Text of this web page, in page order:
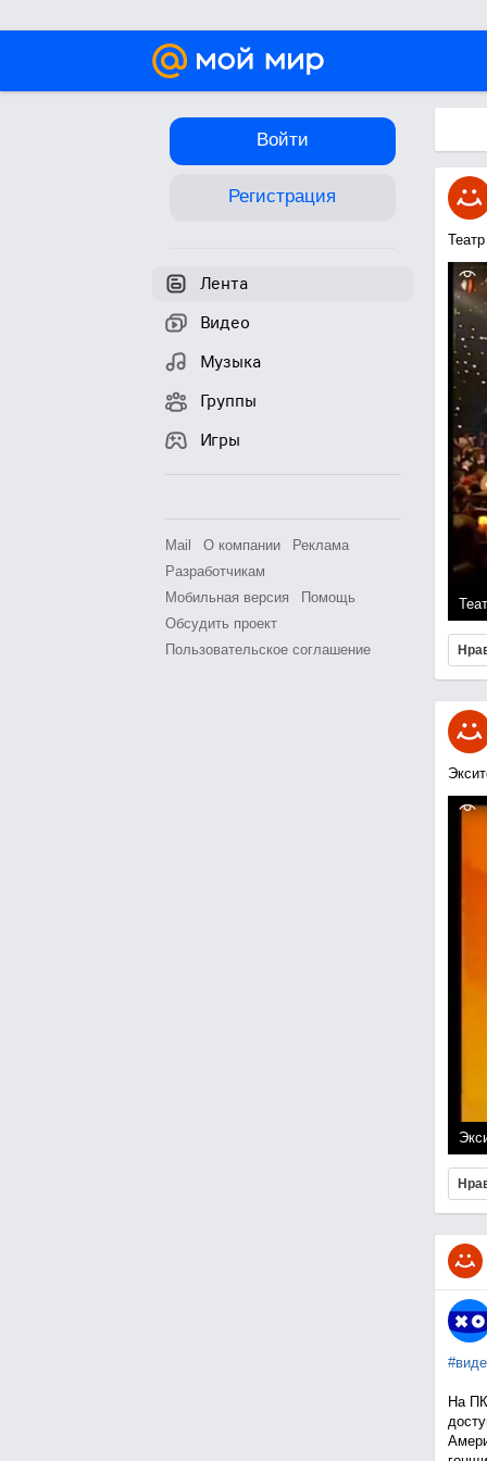
Войти
Регистрация
Лента
Видео
Музыка
Группы
Игры
Mail О компании
Реклама
Разработчикам
Мобильная версия
Помощь
Обсудить проект
Пользовательское соглашение
На